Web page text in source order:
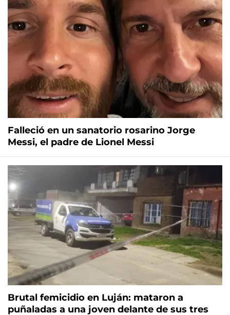
Falleció en un sanatorio rosarino Jorge
Messi, el padre de Lionel Messi
Brutal femicidio en Luján: mataron a
puñaladas a una joven delante de sus tres